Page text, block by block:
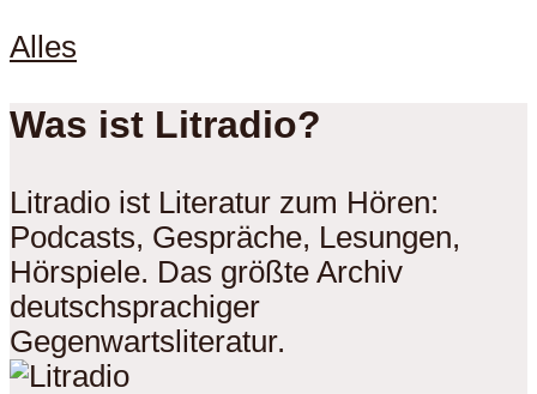
Alles
Was ist Litradio?
Litradio ist Literatur zum Hören:
Podcasts, Gespräche, Lesungen,
Hörspiele. Das größte Archiv
deutschsprachiger
Gegenwartsliteratur.